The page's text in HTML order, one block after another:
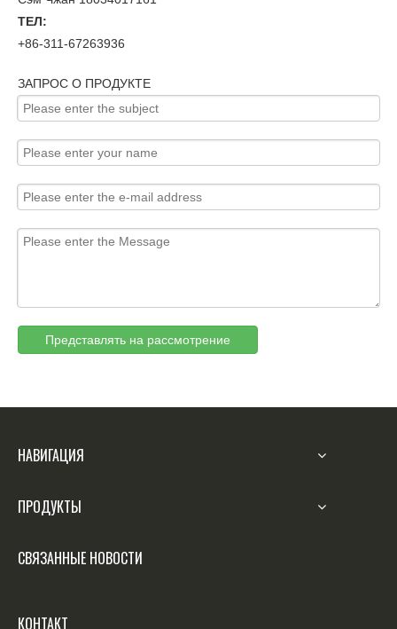
ТЕЛ:
+86-311-67263936
ЗАПРОС О ПРОДУКТЕ
Представлять на рассмотрение
НАВИГАЦИЯ
ПРОДУКТЫ
СВЯЗАННЫЕ НОВОСТИ
КОНТАКТ